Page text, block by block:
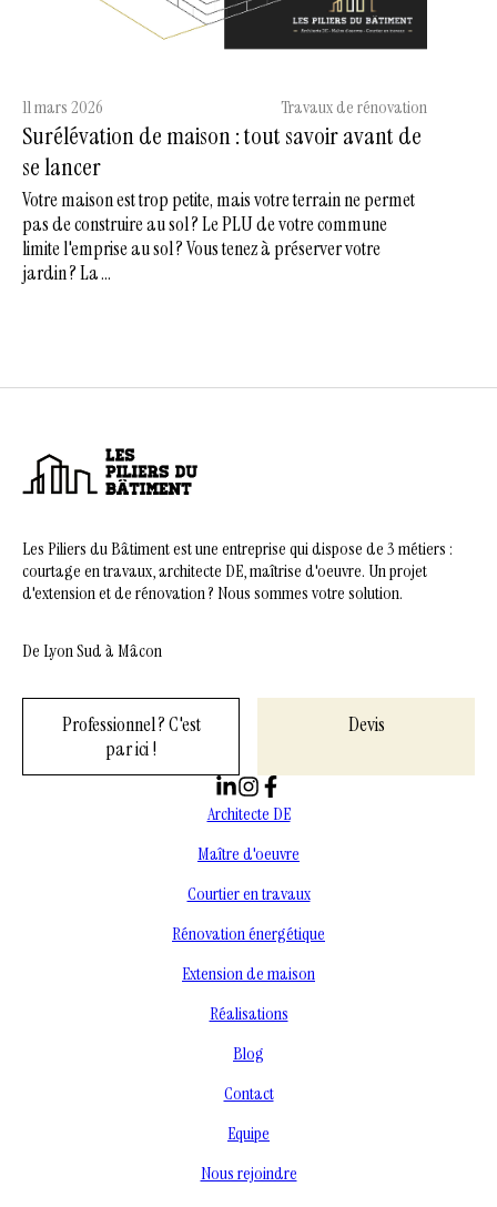
11 mars 2026 Travaux de rénovation
Surélévation de maison : tout savoir avant de
se lancer
Votre maison est trop petite, mais votre terrain ne permet
pas de construire au sol ? Le PLU de votre commune
limite l'emprise au sol ? Vous tenez à préserver votre
jardin ? La ...
Les Piliers du Bâtiment est une entreprise qui dispose de 3 métiers :
courtage en travaux, architecte DE, maîtrise d'oeuvre. Un projet
d'extension et de rénovation ? Nous sommes votre solution.
De Lyon Sud à Mâcon
Professionnel ? C'est
par ici !
Devis
Architecte DE
Maître d'oeuvre
Courtier en travaux
Rénovation énergétique
Extension de maison
Réalisations
Blog
Contact
Equipe
Nous rejoindre